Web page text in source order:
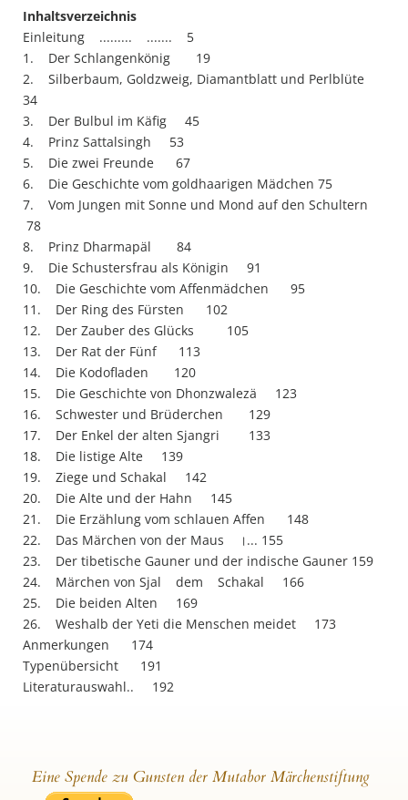
Inhaltsverzeichnis
Einleitung ......... ....... 5
1. Der Schlangenkönig 19
2. Silberbaum, Goldzweig, Diamantblatt und Perlblüte
34
3. Der Bulbul im Käfig 45
4. Prinz Sattalsingh 53
5. Die zwei Freunde 67
6. Die Geschichte vom goldhaarigen Mädchen 75
7. Vom Jungen mit Sonne und Mond auf den Schultern
78
8. Prinz Dharmapäl 84
9. Die Schustersfrau als Königin 91
10. Die Geschichte vom Affenmädchen 95
11. Der Ring des Fürsten 102
12. Der Zauber des Glücks 105
13. Der Rat der Fünf 113
14. Die Kodofladen 120
15. Die Geschichte von Dhonzwalezä 123
16. Schwester und Brüderchen 129
17. Der Enkel der alten Sjangri 133
18. Die listige Alte 139
19. Ziege und Schakal 142
20. Die Alte und der Hahn 145
21. Die Erzählung vom schlauen Affen 148
22. Das Märchen von der Maus ।... 155
23. Der tibetische Gauner und der indische Gauner 159
24. Märchen von Sjal dem Schakal 166
25. Die beiden Alten 169
26. Weshalb der Yeti die Menschen meidet 173
Anmerkungen 174
Typenübersicht 191
Literaturauswahl.. 192
Eine Spende zu Gunsten der Mutabor Märchenstiftung